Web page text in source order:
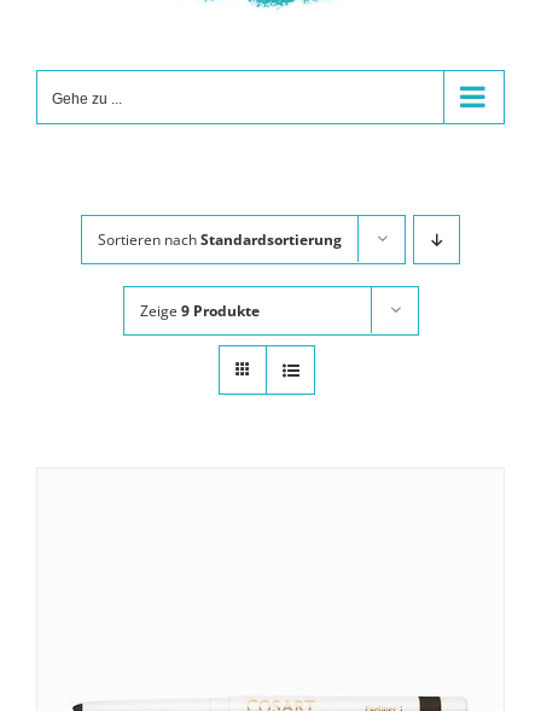
Gehe zu ...
Sortieren nachStandardsortierung
Zeige 9 Produkte